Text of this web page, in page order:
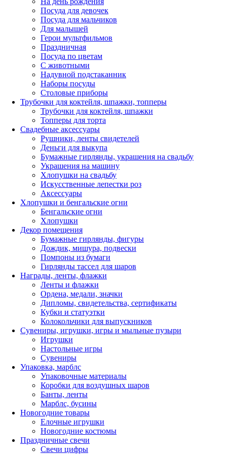
Посуда для девочек
Посуда для мальчиков
Для малышей
Герои мультфильмов
Праздничная
Посуда по цветам
С животными
Надувной подстаканник
Наборы посуды
Столовые приборы
Трубочки для коктейля, шпажки, топперы
Трубочки для коктейля, шпажки
Топперы для торта
Свадебные аксессуары
Рушники, ленты свидетелей
Деньги для выкупа
Бумажные гирлянды, украшения на свадьбу
Украшения на машину
Хлопушки на свадьбу
Искусственные лепестки роз
Аксессуары
Хлопушки и бенгальские огни
Бенгальские огни
Хлопушки
Декор помещения
Бумажные гирлянды, фигуры
Дождик, мишура, подвески
Помпоны из бумаги
Гирлянды тассел для шаров
Награды, ленты, флажки
Ленты и флажки
Ордена, медали, значки
Дипломы, свидетельства, сертификаты
Кубки и статуэтки
Колокольчики для выпускников
Сувениры, игрушки, игры и мыльные пузыри
Игрушки
Настольные игры
Сувениры
Упаковка, марблс
Упаковочные материалы
Коробки для воздушных шаров
Банты, ленты
Марблс, бусины
Новогодние товары
Елочные игрушки
Новогодние костюмы
Праздничные свечи
Свечи цифры